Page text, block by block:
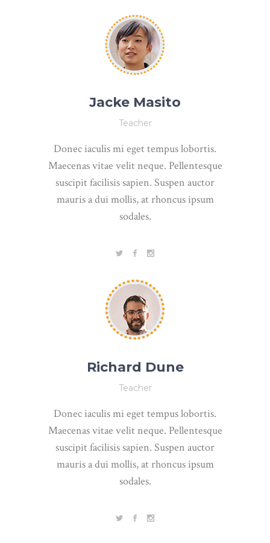
Jacke Masito
Teacher
Donec iaculis mi eget tempus lobortis.
Maecenas vitae velit neque. Pellentesque
suscipit facilisis sapien. Suspen auctor
mauris a dui mollis, at rhoncus ipsum
sodales.
Richard Dune
Teacher
Donec iaculis mi eget tempus lobortis.
Maecenas vitae velit neque. Pellentesque
suscipit facilisis sapien. Suspen auctor
mauris a dui mollis, at rhoncus ipsum
sodales.